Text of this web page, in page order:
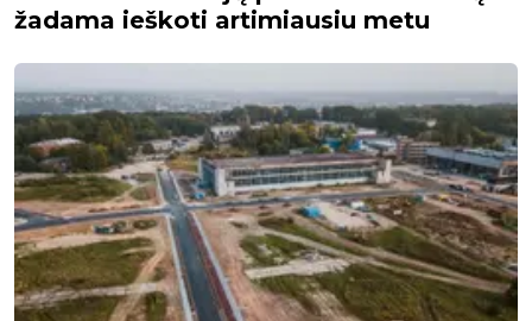
žadama ieškoti artimiausiu metu